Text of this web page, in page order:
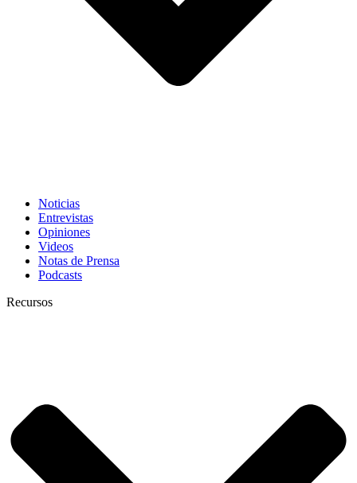
Noticias
Entrevistas
Opiniones
Videos
Notas de Prensa
Podcasts
Recursos